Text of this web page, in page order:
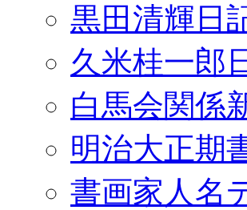
黒田清輝日
久米桂一郎
白馬会関係
明治大正期
書画家人名